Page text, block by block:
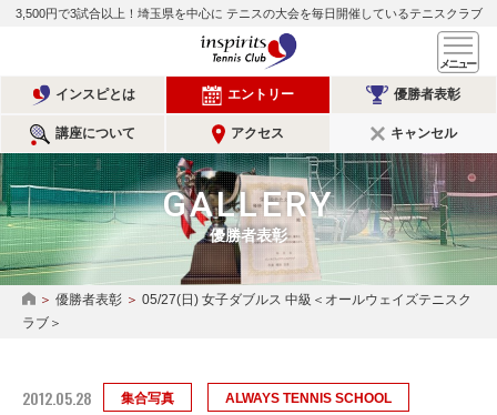
3,500円で3試合以上！埼玉県を中心に テニスの大会を毎日開催しているテニスクラブ
インスピリッツテニスクラ
インスピとは エントリー 優勝者表彰
講座について アクセス キャンセル
GALLERY
優勝者表彰
HOME
優勝者表彰
05/27(日) 女子ダブルス 中級＜オールウェイズテニスク
ラブ＞
2012.05.28 集合写真 ALWAYS TENNIS SCHOOL